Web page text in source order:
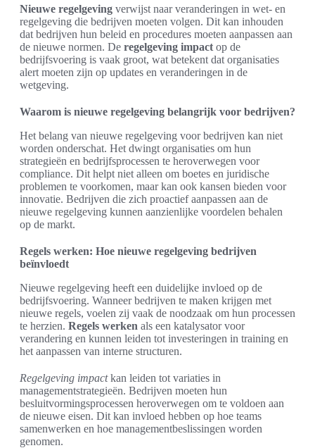
Nieuwe regelgeving verwijst naar veranderingen in wet- en
regelgeving die bedrijven moeten volgen. Dit kan inhouden
dat bedrijven hun beleid en procedures moeten aanpassen aan
de nieuwe normen. De regelgeving impact op de
bedrijfsvoering is vaak groot, wat betekent dat organisaties
alert moeten zijn op updates en veranderingen in de
wetgeving.
Waarom is nieuwe regelgeving belangrijk voor bedrijven?
Het belang van nieuwe regelgeving voor bedrijven kan niet
worden onderschat. Het dwingt organisaties om hun
strategieën en bedrijfsprocessen te heroverwegen voor
compliance. Dit helpt niet alleen om boetes en juridische
problemen te voorkomen, maar kan ook kansen bieden voor
innovatie. Bedrijven die zich proactief aanpassen aan de
nieuwe regelgeving kunnen aanzienlijke voordelen behalen
op de markt.
Regels werken: Hoe nieuwe regelgeving bedrijven
beïnvloedt
Nieuwe regelgeving heeft een duidelijke invloed op de
bedrijfsvoering. Wanneer bedrijven te maken krijgen met
nieuwe regels, voelen zij vaak de noodzaak om hun processen
te herzien. Regels werken als een katalysator voor
verandering en kunnen leiden tot investeringen in training en
het aanpassen van interne structuren.
Regelgeving impactkan leiden tot variaties in
managementstrategieën. Bedrijven moeten hun
besluitvormingsprocessen heroverwegen om te voldoen aan
de nieuwe eisen. Dit kan invloed hebben op hoe teams
samenwerken en hoe managementbeslissingen worden
genomen.